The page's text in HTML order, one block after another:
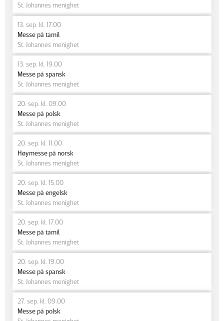
St. Johannes menighet
13. sep. kl. 17.00
Messe på tamil
St. Johannes menighet
13. sep. kl. 19.00
Messe på spansk
St. Johannes menighet
20. sep. kl. 09.00
Messe på polsk
St. Johannes menighet
20. sep. kl. 11.00
Høymesse på norsk
St. Johannes menighet
20. sep. kl. 15.00
Messe på engelsk
St. Johannes menighet
20. sep. kl. 17.00
Messe på tamil
St. Johannes menighet
20. sep. kl. 19.00
Messe på spansk
St. Johannes menighet
27. sep. kl. 09.00
Messe på polsk